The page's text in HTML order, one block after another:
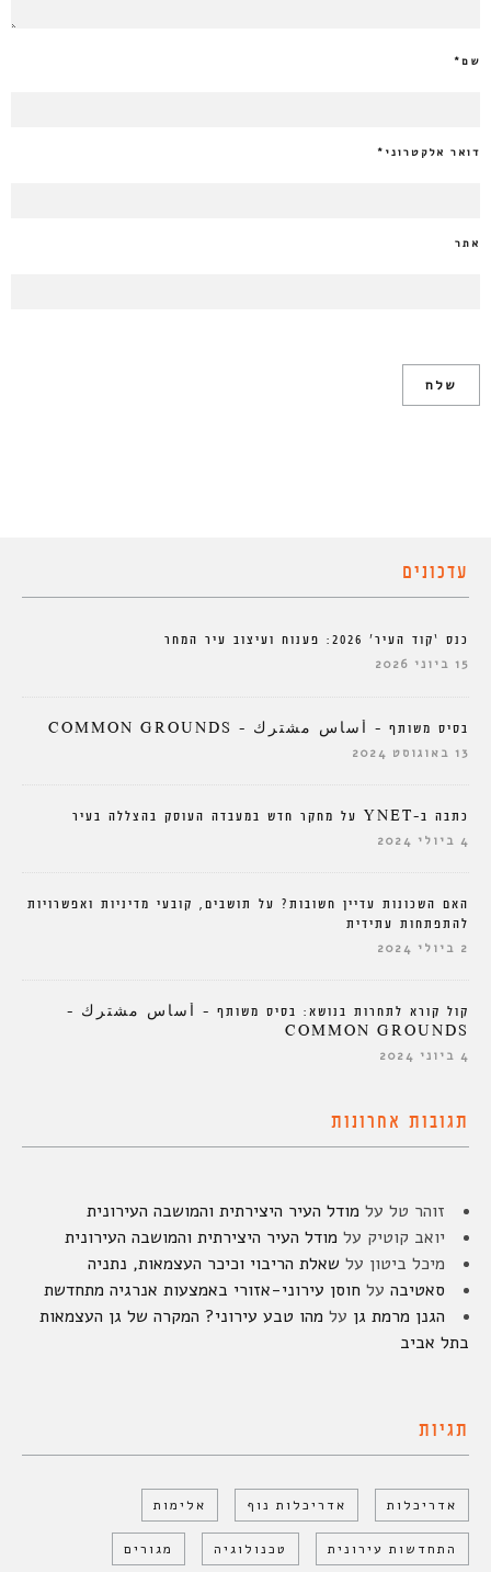
שם*
דואר אלקטרוני *
אתר
עדכונים
כנס ‘קוד העיר’ 2026: פענוח ועיצוב עיר המחר
15 ביוני 2026
בסיס משותף – أساس مشترك – COMMON GROUNDS
13 באוגוסט 2024
כתבה ב-YNET על מחקר חדש במעבדה העוסק בהצללה בעיר
4 ביולי 2024
האם השכונות עדיין חשובות? על תושבים, קובעי מדיניות ואפשרויות
להתפתחות עתידית
2 ביולי 2024
קול קורא לתחרות בנושא: בסיס משותף – أساس مشترك –
COMMON GROUNDS
4 ביוני 2024
תגובות אחרונות
זוהר טל על מודל העיר היצירתית והמושבה העירונית
יואב קוטיק על מודל העיר היצירתית והמושבה העירונית
מיכל ביטון על שאלת הריבוי וכיכר העצמאות, נתניה
סאטיבה על חוסן עירוני-אזורי באמצעות אנרגיה מתחדשת
הגנן מרמת גן על מהו טבע עירוני? המקרה של גן העצמאות
בתל אביב
תגיות
אדריכלות אדריכלות נוף אלימות
התחדשות עירונית טכנולוגיה מגורים